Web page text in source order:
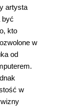
artysta
być
kto
w
od
w